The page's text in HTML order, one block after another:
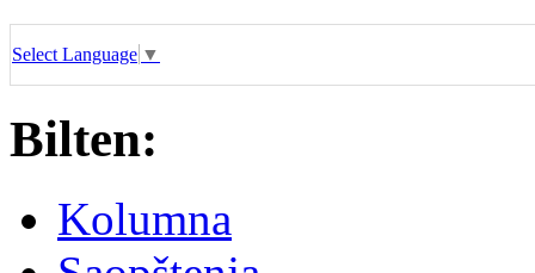
Select Language ▼
Bilten:
Kolumna